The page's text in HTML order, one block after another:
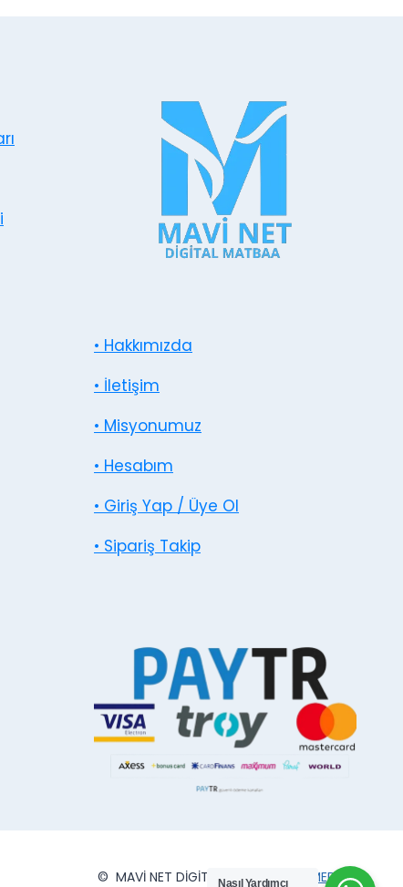
• Hakkımızda
• İletişim
• Misyonumuz
• Hesabım
• Giriş Yap / Üye Ol
• Sipariş Takip
© MAVİ NET DİGİTAL MATBAAVİPSMEDYA
Nasıl Yardımcı